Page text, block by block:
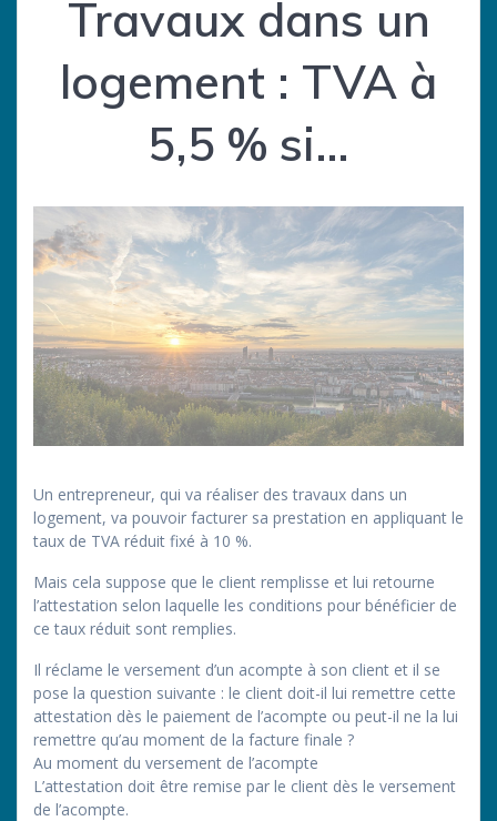
Travaux dans un
logement : TVA à
5,5 % si…
Un entrepreneur, qui va réaliser des travaux dans un
logement, va pouvoir facturer sa prestation en appliquant le
taux de TVA réduit fixé à 10 %.
Mais cela suppose que le client remplisse et lui retourne
l’attestation selon laquelle les conditions pour bénéficier de
ce taux réduit sont remplies.
Il réclame le versement d’un acompte à son client et il se
pose la question suivante : le client doit-il lui remettre cette
attestation dès le paiement de l’acompte ou peut-il ne la lui
remettre qu’au moment de la facture finale ?
Au moment du versement de l’acompte
L’attestation doit être remise par le client dès le versement
de l’acompte.